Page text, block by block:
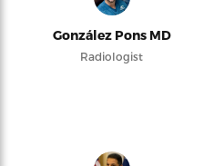
González Pons MD
Radiologist